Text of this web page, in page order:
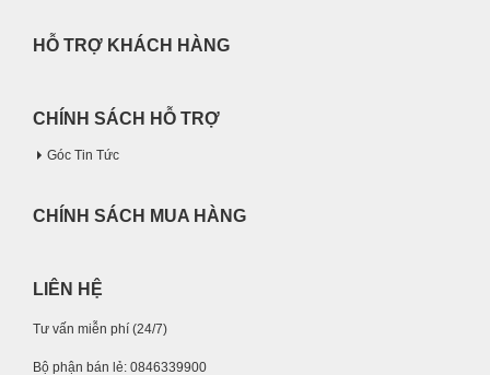
HỖ TRỢ KHÁCH HÀNG
CHÍNH SÁCH HỖ TRỢ
Góc Tin Tức
CHÍNH SÁCH MUA HÀNG
LIÊN HỆ
Tư vấn miễn phí (24/7)
Bộ phận bán lẻ: 0846339900